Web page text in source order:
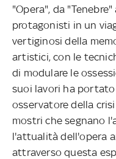
"Opera", da
protagonisti in un
vertiginosi della
artistici, con le
di modulare le
suoi lavori ha
osservatore della
mostri che segnano
l'attualità dell'opera
attraverso questa